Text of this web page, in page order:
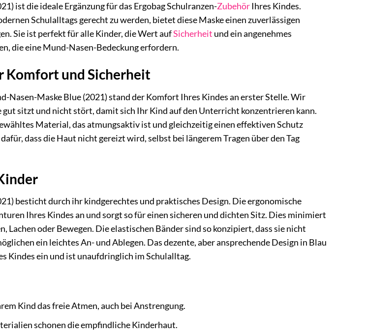
ist die ideale Ergänzung für das Ergobag Schulranzen-ZubehörIhres Kindes.
Schulalltags gerecht zu werden, bietet diese Maske einen zuverlässigen
Sie ist perfekt für alle Kinder, die Wert aufSicherheit und ein angenehmes
die eine Mund-Nasen-Bedeckung erfordern.
Komfort und Sicherheit
Nasen-Maske Blue (2021) stand der Komfort Ihres Kindes an erster Stelle. Wir
gut sitzt und nicht stört, damit sich Ihr Kind auf den Unterricht konzentrieren kann.
Material, das atmungsaktiv ist und gleichzeitig einen effektiven Schutz
dass die Haut nicht gereizt wird, selbst bei längerem Tragen über den Tag
besticht durch ihr kindgerechtes und praktisches Design. Die ergonomische
Ihres Kindes an und sorgt so für einen sicheren und dichten Sitz. Dies minimiert
Lachen oder Bewegen. Die elastischen Bänder sind so konzipiert, dass sie nicht
ein leichtes An- und Ablegen. Das dezente, aber ansprechende Design in Blau
Kindes ein und ist unaufdringlich im Schulalltag.
Kind das freie Atmen, auch bei Anstrengung.
schonen die empfindliche Kinderhaut.